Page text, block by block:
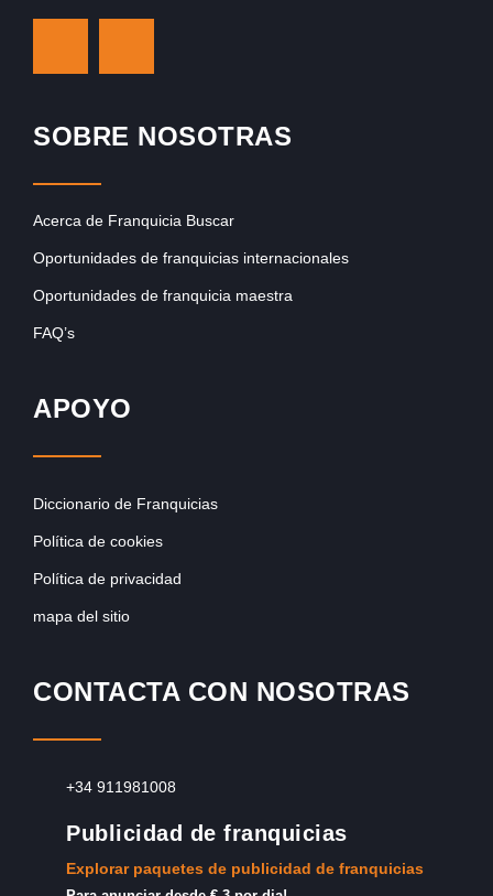
SOBRE NOSOTRAS
Acerca de Franquicia Buscar
Oportunidades de franquicias internacionales
Oportunidades de franquicia maestra
FAQ’s
APOYO
Diccionario de Franquicias
Política de cookies
Política de privacidad
mapa del sitio
CONTACTA CON NOSOTRAS
+34 911981008
Publicidad de franquicias
Explorar paquetes de publicidad de franquicias